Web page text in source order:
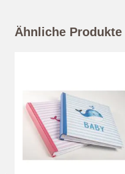
Ähnliche Produkte